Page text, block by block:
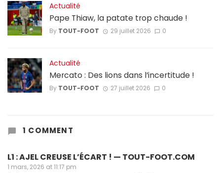
Actualité
Pape Thiaw, la patate trop chaude !
By TOUT-FOOT 29 juillet 2026 0
Actualité
Mercato : Des lions dans l’incertitude !
By TOUT-FOOT 27 juillet 2026 0
1 COMMENT
L1 : AJEL CREUSE L’ÉCART ! — TOUT-FOOT.COM
1 mars, 2026 at 11:17 pm